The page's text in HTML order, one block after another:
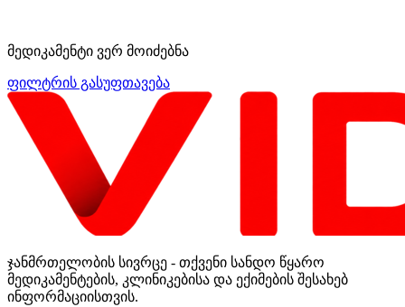
მედიკამენტი ვერ მოიძებნა
ფილტრის გასუფთავება
ჯანმრთელობის სივრცე - თქვენი სანდო წყარო
მედიკამენტების, კლინიკებისა და ექიმების შესახებ
ინფორმაციისთვის.